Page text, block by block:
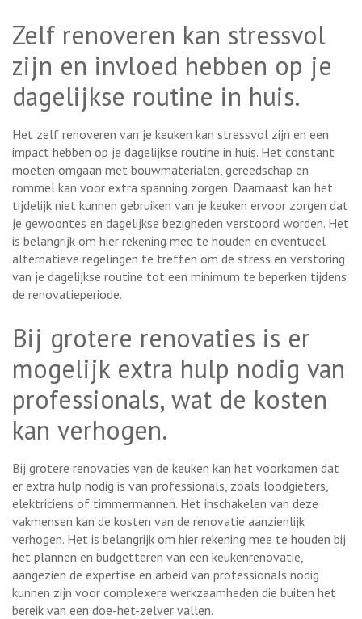
Zelf renoveren kan stressvol
zijn en invloed hebben op je
dagelijkse routine in huis.
Het zelf renoveren van je keuken kan stressvol zijn en een
impact hebben op je dagelijkse routine in huis. Het constant
moeten omgaan met bouwmaterialen, gereedschap en
rommel kan voor extra spanning zorgen. Daarnaast kan het
tijdelijk niet kunnen gebruiken van je keuken ervoor zorgen dat
je gewoontes en dagelijkse bezigheden verstoord worden. Het
is belangrijk om hier rekening mee te houden en eventueel
alternatieve regelingen te treffen om de stress en verstoring
van je dagelijkse routine tot een minimum te beperken tijdens
de renovatieperiode.
Bij grotere renovaties is er
mogelijk extra hulp nodig van
professionals, wat de kosten
kan verhogen.
Bij grotere renovaties van de keuken kan het voorkomen dat
er extra hulp nodig is van professionals, zoals loodgieters,
elektriciens of timmermannen. Het inschakelen van deze
vakmensen kan de kosten van de renovatie aanzienlijk
verhogen. Het is belangrijk om hier rekening mee te houden bij
het plannen en budgetteren van een keukenrenovatie,
aangezien de expertise en arbeid van professionals nodig
kunnen zijn voor complexere werkzaamheden die buiten het
bereik van een doe-het-zelver vallen.